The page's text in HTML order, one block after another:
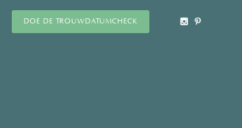
DOE DE TROUWDATUMCHECK